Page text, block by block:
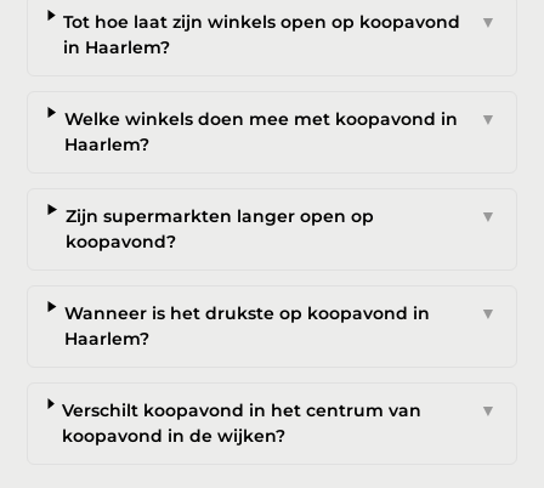
Tot hoe laat zijn winkels open op koopavond
in Haarlem?
▼
Welke winkels doen mee met koopavond in
Haarlem?
▼
Zijn supermarkten langer open op
koopavond?
▼
Wanneer is het drukste op koopavond in
Haarlem?
▼
Verschilt koopavond in het centrum van
koopavond in de wijken?
▼